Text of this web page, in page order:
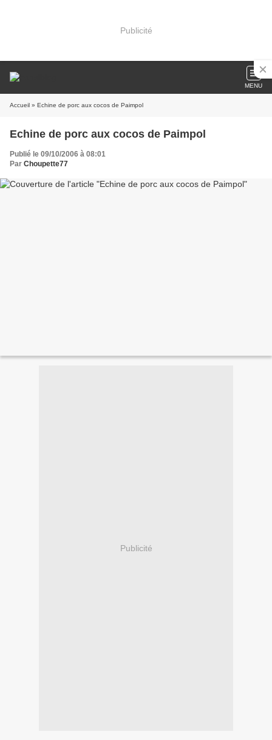
Publicité
MENU
Accueil » Echine de porc aux cocos de Paimpol
Echine de porc aux cocos de Paimpol
Publié le 09/10/2006 à 08:01
Par Choupette77
Publicité